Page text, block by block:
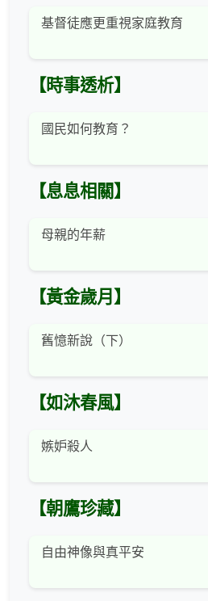
基督徒應更重視家庭教育
【時事透析】
國民如何教育？
【息息相關】
母親的年薪
【黃金歲月】
舊憶新說（下）
【如沐春風】
嫉妒殺人
【朝鷹珍藏】
自由神像與真平安